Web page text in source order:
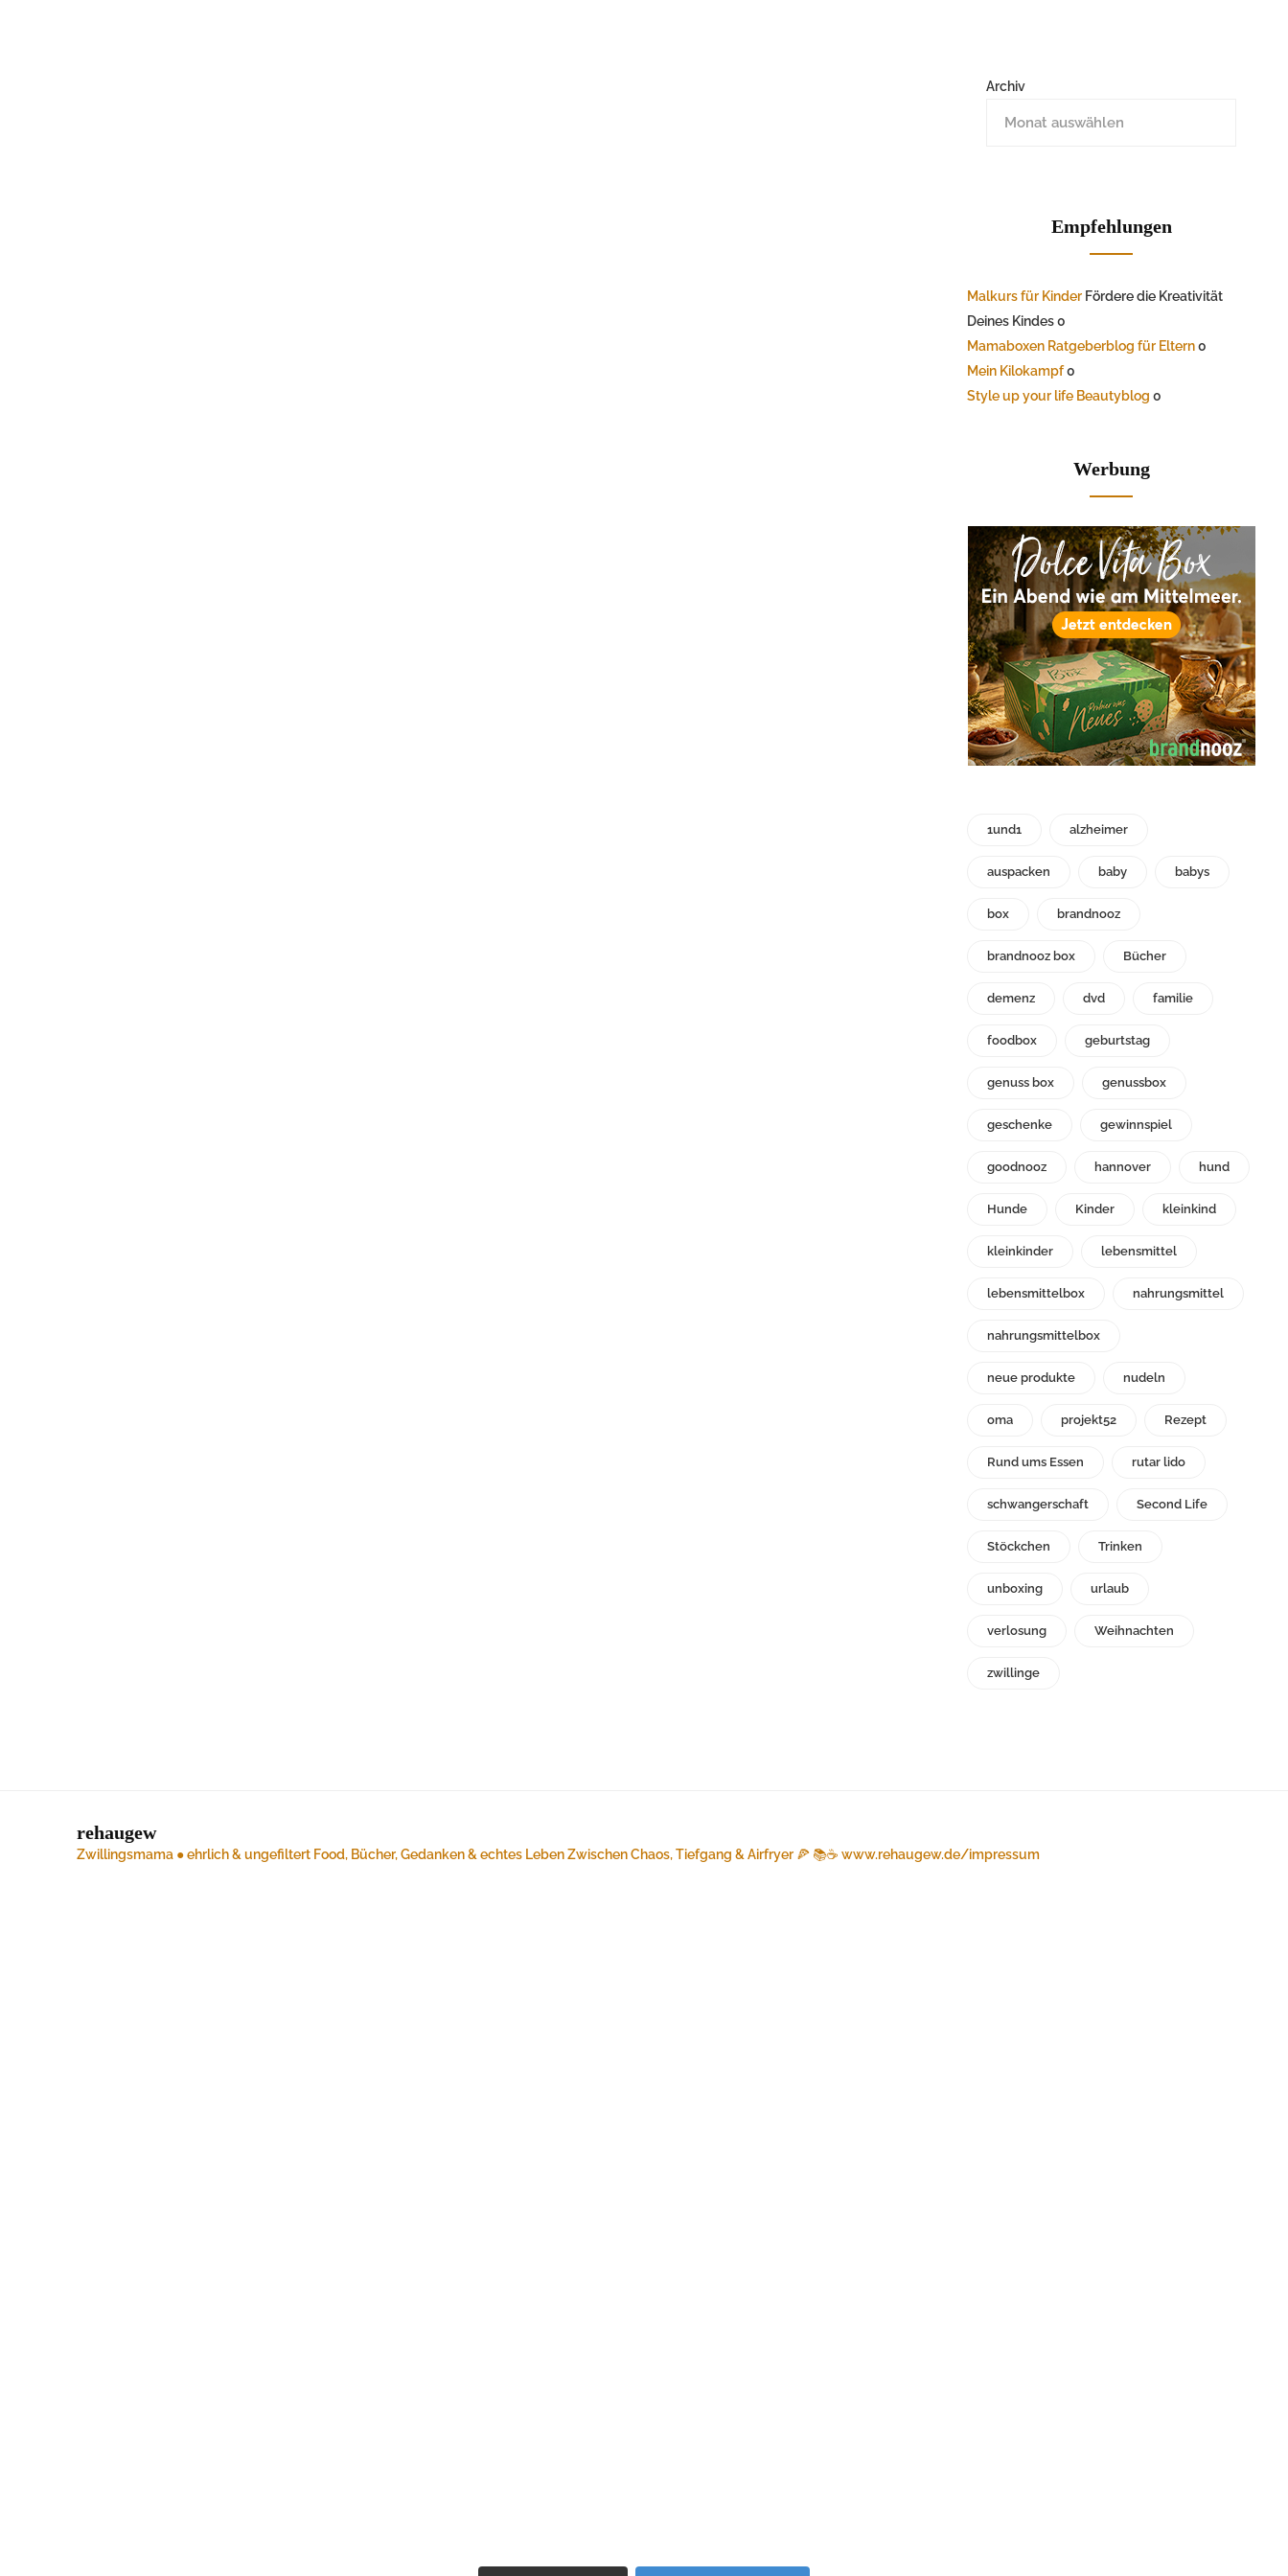
Archiv
Empfehlungen
Malkurs für Kinder Fördere die Kreativität
Deines Kindes 0
Mamaboxen Ratgeberblog für Eltern0
Mein Kilokampf0
Style up your life Beautyblog 0
Werbung
1und1 alzheimer
auspacken baby babys
box brandnooz
brandnooz box Bücher
demenz dvd familie
foodbox geburtstag
genuss box genussbox
geschenke gewinnspiel
goodnooz hannover hund
Hunde Kinder kleinkind
kleinkinder lebensmittel
lebensmittelbox nahrungsmittel
nahrungsmittelbox
neue produkte nudeln
oma projekt52 Rezept
Rund ums Essen rutar lido
schwangerschaft Second Life
Stöckchen Trinken
unboxing urlaub
verlosung Weihnachten
zwillinge
rehaugew
Zwillingsmama ● ehrlich & ungefiltert Food, Bücher, Gedanken & echtes LebenZwischen Chaos, Tiefgang & Airfryer 🍕 📚☕️ www.rehaugew.de/impressum